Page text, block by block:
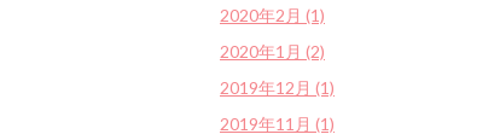
2020年2月 (1)
2020年1月 (2)
2019年12月 (1)
2019年11月 (1)